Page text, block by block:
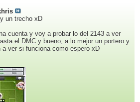
un trecho xD
cuenta y voy a probar lo del 2143 a ver
el DMC y bueno, a lo mejor un portero y
a ver si funciona como espero xD